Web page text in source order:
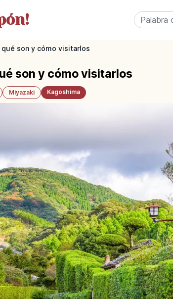
son y cómo visitarlos
son y cómo visitarlos
Miyazaki Kagoshima